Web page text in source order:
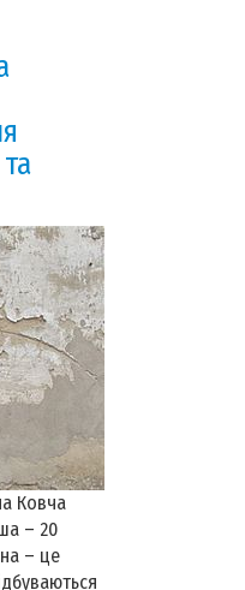
Ковча
– 20
– це